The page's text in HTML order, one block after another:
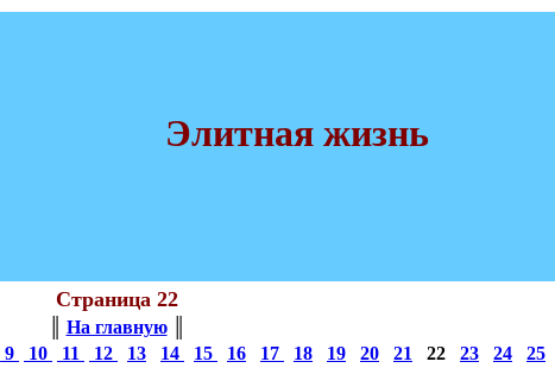
Элитная жизнь
Страница 22
На главную║
9 10 11 12 13 14 15 16 17 18 19 20 21 22 23 24 25